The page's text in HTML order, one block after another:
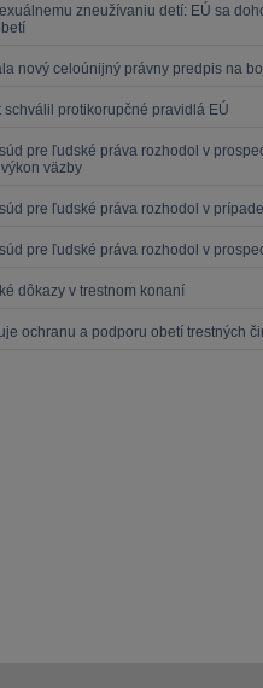
zneužívaniu detí: EÚ sa
nový celoúnijný právny predpis na
schválil protikorupčné pravidlá EÚ
pre ľudské práva rozhodol v
väzby
pre ľudské práva rozhodol v
pre ľudské práva rozhodol v
dôkazy v trestnom konaní
ochranu a podporu obetí trestných